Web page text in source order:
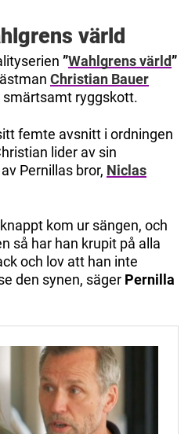
värld
”Wahlgrens värld”
Christian Bauer
ryggskott.
femte avsnitt i ordningen
lider av sin
Pernillas bror, Niclas
kom ur sängen, och
så har han krupit på alla
och lov att han inte
den synen, säger Pernilla